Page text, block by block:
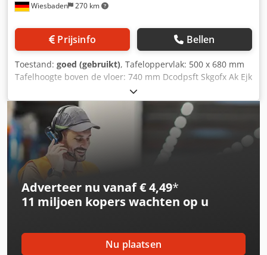
Wiesbaden 270 km
Prijsinfo Bellen
Toestand: goed (gebruikt), Tafeloppervlak: 500 x 680 mm
Tafelhoogte boven de vloer: 740 mm Dcodpsft Skgofx Ak Ejk
Adverteer nu vanaf € 4,49*
11 miljoen koperswachten op u
Nu plaatsen